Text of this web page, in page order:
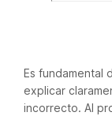
Es fundamental
explicar
incorrecto. Al